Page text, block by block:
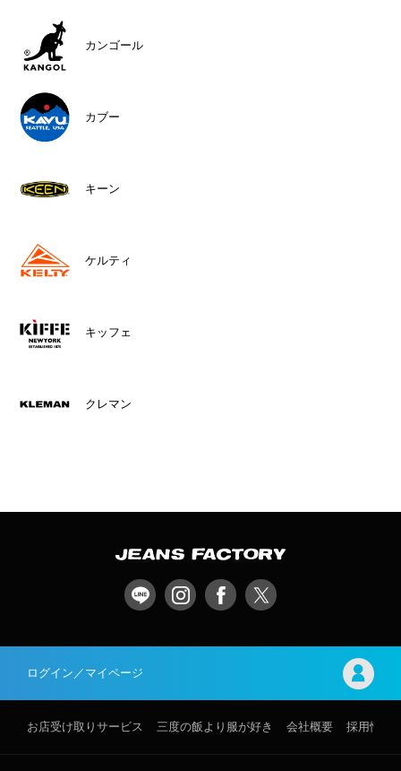
カンゴール
カブー
キーン
ケルティ
キッフェ
クレマン
ログイン／マイページ
お店受け取りサービス 三度の飯より服が好き 会社概要 採用情報